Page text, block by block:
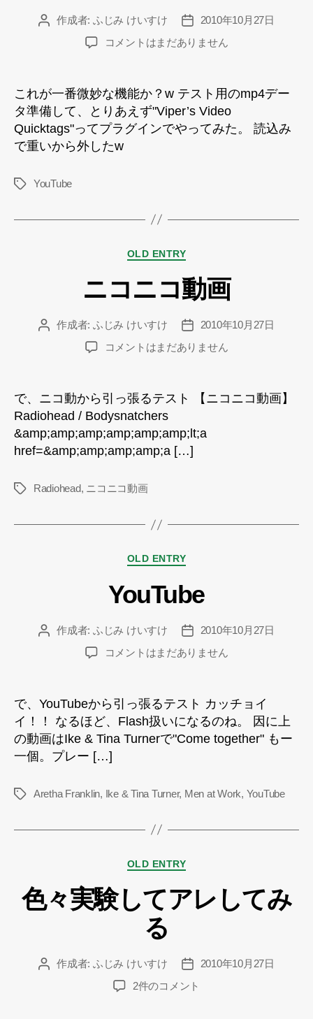
投 作成者: ふじみ けいすけ
投
稿
日
2010年10月27日
自
動
画
表
示
へ
コメントはまだありません
これが一番微妙な機能か？w テスト用のmp4デー
タ準備して、とりあえず"Viper’s Video
Quicktags"ってプラグインでやってみた。 読込み
で重いから外したw
タ
YouTube
カ
ゴ
リ
OLD ENTRY
ニコニコ動画
投 作成者: ふじみ けいすけ
投
稿
日
2010年10月27日
ニ
コ
動
画
へ
の
コメントはまだありません
で、ニコ動から引っ張るテスト 【ニコニコ動画】
Radiohead / Bodysnatchers
&amp;amp;amp;amp;amp;amp;lt;a
href=&amp;amp;amp;amp;a […]
タ
Radiohead, ニコニコ動画
カ
ゴ
リ
OLD ENTRY
YouTube
投 作成者: ふじみ けいすけ
投
稿
日
2010年10月27日
YouTube
コメントはまだありません
で、YouTubeから引っ張るテスト カッチョイ
イ！！ なるほど、Flash扱いになるのね。 因に上
の動画はIke & Tina Turnerで"Come together" もー
一個。プレー […]
タ
Aretha Franklin, Ike & Tina Turner, Men at Work, YouTube
カ
ゴ
リ
ー
OLD ENTRY
色々実験してアレしてみ
る
投 作成者: ふじみ けいすけ
投
稿
日
2010年10月27日
色々
2件のコメント